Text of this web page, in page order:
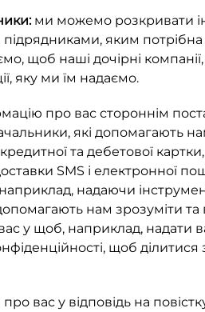
ми можемо розкривати
яким
щоб наші дочірні
яку ми їм надаємо.
про вас стороннім
які допомагають
та дебетової
SMS і електронної
надаючи
нам зрозуміти
у щоб, наприклад, надати
щоб
вас у відповідь на